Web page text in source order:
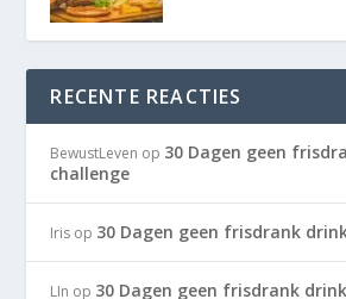
RECENTE REACTIES
BewustLeven op 30 Dagen geen
challenge
Iris op 30 Dagen geen frisdrank
LIn op 30 Dagen geen frisdrank